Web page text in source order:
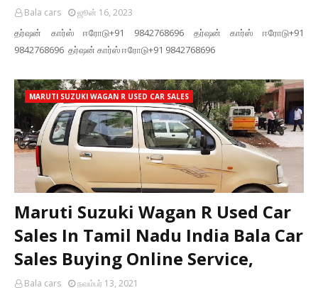
Bala cars ஜூன் 16, 2023
தர்ஷன் கார்ஸ் ஈரோடு+91 9842768696 தர்ஷன் கார்ஸ் ஈரோடு+91
9842768696 தர்ஷன் கார்ஸ் ஈரோடு+91 9842768696
MARUTI SUZUKI WAGAN R USED CAR SALES
Maruti Suzuki Wagan R Used Car
Sales In Tamil Nadu India Bala Car
Sales Buying Online Service,
Bala cars நவம்பர் 13, 2021